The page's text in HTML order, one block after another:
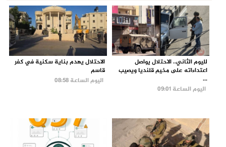
لليوم الثاني.. الاحتلال يواصل
اعتداءاته على مخيم قلنديا ويصيب
...
اليوم الساعة 09:01
الاحتلال يهدم بناية سكنية في كفر
قاسم
اليوم الساعة 08:58